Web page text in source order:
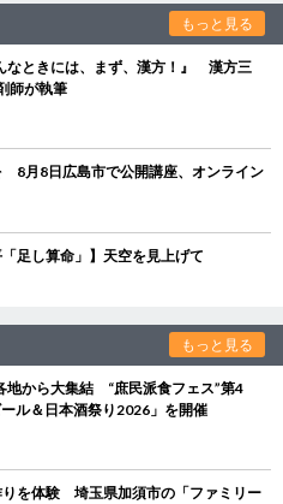
もっと見る
なときには、まず、漢方！』 漢方三
師が執筆
8月8日広島市で公開講座、オンライン
足し算命」】天空を見上げて
もっと見る
地から大集結 “庶民派食フェス”第4
ル＆日本酒祭り2026」を開催
を体験 埼玉県加須市の「ファミリー